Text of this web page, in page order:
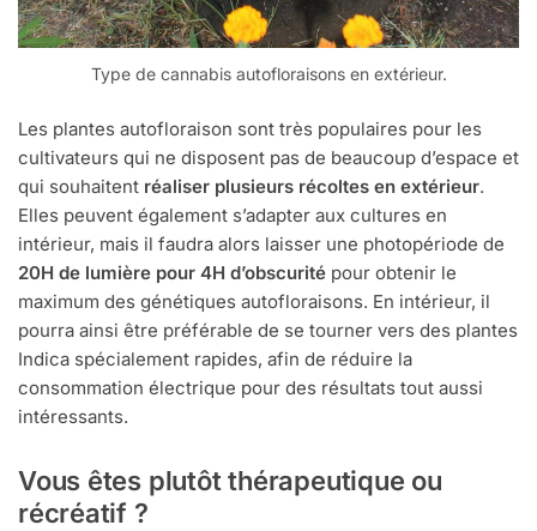
Type de cannabis autofloraisons en extérieur.
Les plantes autofloraison sont très populaires pour les
cultivateurs qui ne disposent pas de beaucoup d’espace et
qui souhaitent réaliser plusieurs récoltes en extérieur.
Elles peuvent également s’adapter aux cultures en
intérieur, mais il faudra alors laisser une photopériode de
20H de lumière pour 4H d’obscurité pour obtenir le
maximum des génétiques autofloraisons. En intérieur, il
pourra ainsi être préférable de se tourner vers des plantes
Indica spécialement rapides, afin de réduire la
consommation électrique pour des résultats tout aussi
intéressants.
Vous êtes plutôt thérapeutique ou
récréatif ?